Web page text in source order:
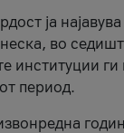
ја
во
институции ги
период.